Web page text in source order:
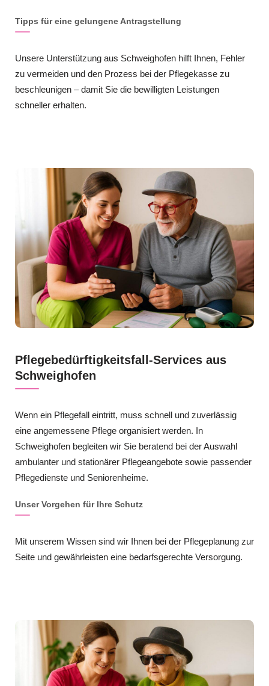
Tipps für eine gelungene Antragstellung
Unsere Unterstützung aus Schweighofen hilft Ihnen, Fehler
zu vermeiden und den Prozess bei der Pflegekasse zu
beschleunigen – damit Sie die bewilligten Leistungen
schneller erhalten.
Pflegebedürftigkeitsfall-Services aus
Schweighofen
Wenn ein Pflegefall eintritt, muss schnell und zuverlässig
eine angemessene Pflege organisiert werden. In
Schweighofen begleiten wir Sie beratend bei der Auswahl
ambulanter und stationärer Pflegeangebote sowie passender
Pflegedienste und Seniorenheime.
Unser Vorgehen für Ihre Schutz
Mit unserem Wissen sind wir Ihnen bei der Pflegeplanung zur
Seite und gewährleisten eine bedarfsgerechte Versorgung.